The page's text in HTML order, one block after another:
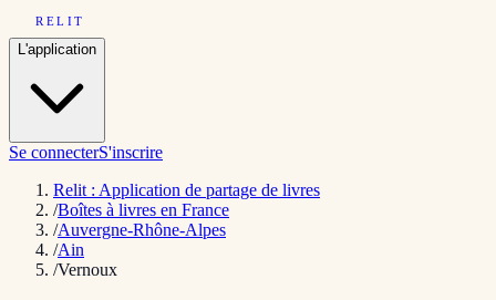
RELIT
L'application
Se connecterS'inscrire
Relit : Application de partage de livres
/Boîtes à livres en France
/Auvergne-Rhône-Alpes
/Ain
/Vernoux